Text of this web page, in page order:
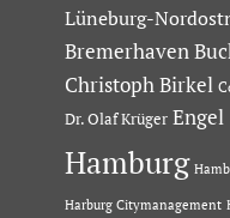
Lüneburg-
Bremerhaven
Christoph Birkel
Dr. Olaf Krüger
Hamburg
Harburg Citymanagement